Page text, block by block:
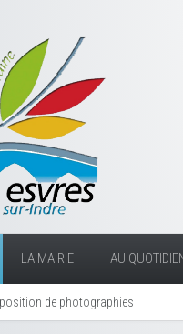
LA MAIRIE AU
de photographies